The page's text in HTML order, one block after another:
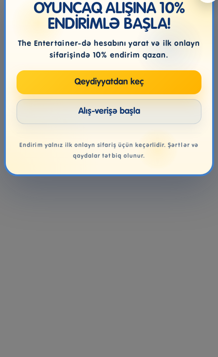
46.99₼ 13.99₼
OYUNCAQ ALIŞINA 10%
ENDİRİMLƏ BAŞLA!
The Entertainer-də hesabını yarat və ilk onlayn
sifarişində 10% endirim qazan.
Qeydiyyatdan keç
Alış-verişə başla
Endirim yalnız ilk onlayn sifariş üçün keçərlidir. Şərtlər və
qaydalar tətbiq olunur.